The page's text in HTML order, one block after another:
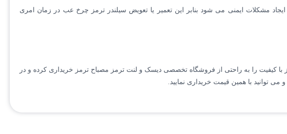
مشکلات ایمنی می شود بنابر این تعمیر یا تعویض سیلندر ترمز چرخ عب در زمان امری
با کیفیت را به راحتی از فروشگاه تخصصی دیسک و لنت ترمز مصباح ترمز خریداری کرده و در
توانید با همین قیمت خریداری نمایید.